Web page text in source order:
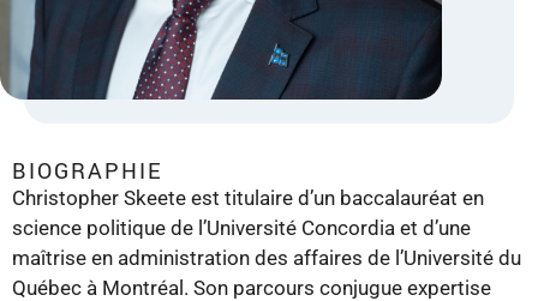
BIOGRAPHIE
Christopher Skeete est titulaire d’un baccalauréat en
science politique de l’Université Concordia et d’une
maîtrise en administration des affaires de l’Université du
Québec à Montréal. Son parcours conjugue expertise